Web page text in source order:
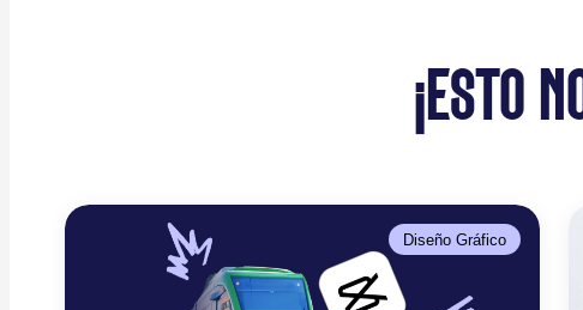
¡ESTO
Diseño Gráfico